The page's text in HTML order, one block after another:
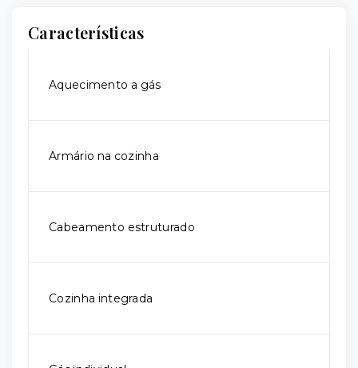
Características
Aquecimento a gás
Armário na cozinha
Cabeamento estruturado
Cozinha integrada